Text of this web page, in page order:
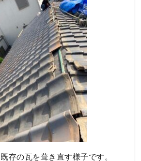
存の瓦を葺き直す様子です。